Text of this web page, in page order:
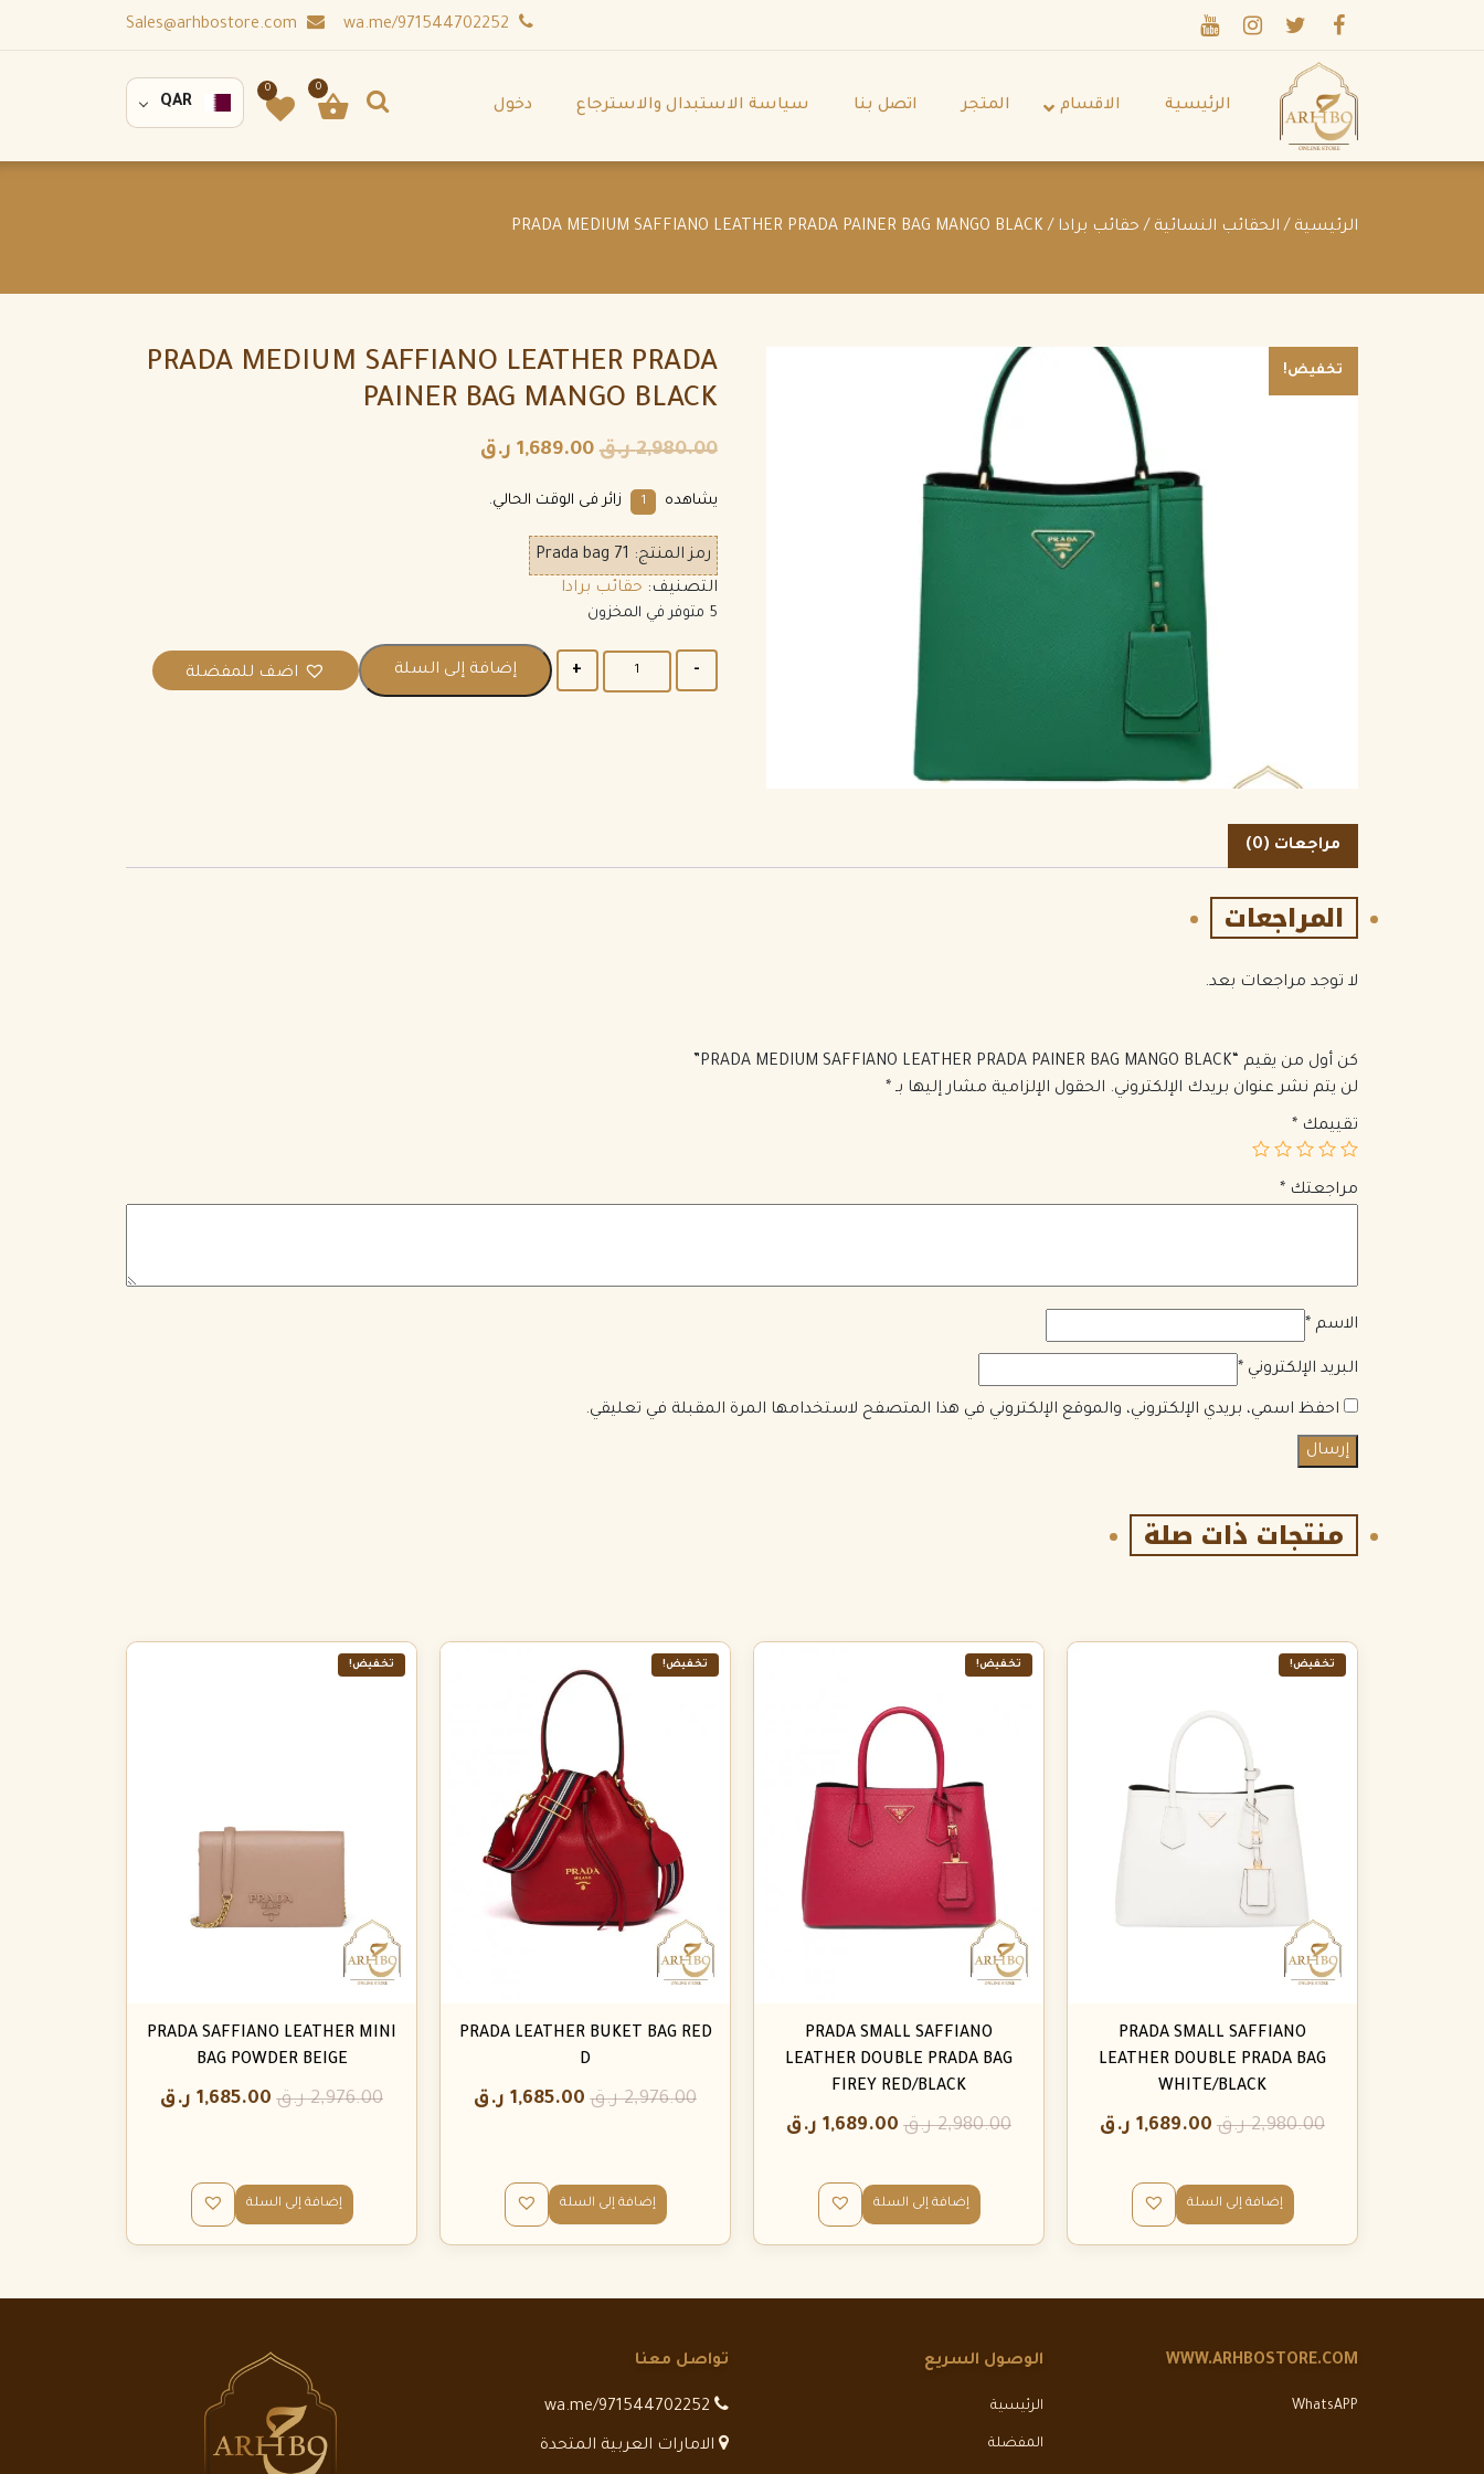
الرئيسية الاقسام المتجر اتصل بنا سياسة الاستبدال والاسترجاع دخول
0
0
QAR
الرئيسية / الحقائب النسائية / حقائب برادا / PRADA MEDIUM SAFFIANO LEATHER PRADA PAINER BAG MANGO BLACK
تخفيض!
PRADA MEDIUM SAFFIANO LEATHER PRADA
PAINER BAG MANGO BLACK
2,980.00 ر.ق 1,689.00 ر.ق
يشاهده 1 زائر فى الوقت الحالي.
رمز المنتج: Prada bag 71
التصنيف: حقائب برادا
5 متوفر في المخزون
إضافة إلى السلة اضف للمفضلة
مراجعات (0)
المراجعات
لا توجد مراجعات بعد.
كن أول من يقيم “PRADA MEDIUM SAFFIANO LEATHER PRADA PAINER BAG MANGO BLACK”
لن يتم نشر عنوان بريدك الإلكتروني. الحقول الإلزامية مشار إليها بـ *
تقييمك *
مراجعتك *
الاسم *
البريد الإلكتروني *
احفظ اسمي، بريدي الإلكتروني، والموقع الإلكتروني في هذا المتصفح لاستخدامها المرة المقبلة في تعليقي.
منتجات ذات صلة
تخفيض!
PRADA SMALL SAFFIANO
LEATHER DOUBLE PRADA BAG
WHITE/BLACK
2,980.00 ر.ق 1,689.00 ر.ق
إضافة إلى السلة
تخفيض!
PRADA SMALL SAFFIANO
LEATHER DOUBLE PRADA BAG
FIREY RED/BLACK
2,980.00 ر.ق 1,689.00 ر.ق
إضافة إلى السلة
تخفيض!
PRADA LEATHER BUKET BAG RED
D
2,976.00 ر.ق 1,685.00 ر.ق
إضافة إلى السلة
تخفيض!
PRADA SAFFIANO LEATHER MINI
BAG POWDER BEIGE
2,976.00 ر.ق 1,685.00 ر.ق
إضافة إلى السلة
WWW.ARHBOSTORE.COM
WhatsAPP
الوصول السريع
الرئيسية
المفضلة
تواصل معنا
الامارات العربية المتحدة